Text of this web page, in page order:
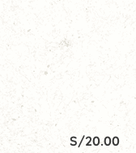
S/20.00